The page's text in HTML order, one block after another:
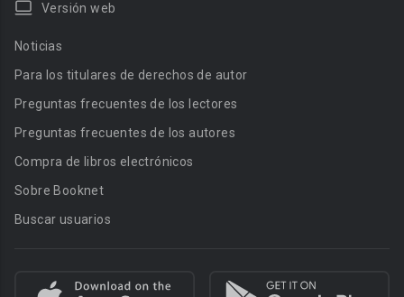
Versión web
Noticias
Para los titulares de derechos de autor
Preguntas frecuentes de los lectores
Preguntas frecuentes de los autores
Compra de libros electrónicos
Sobre Booknet
Buscar usuarios